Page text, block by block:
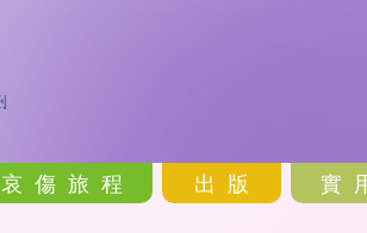
哀傷旅程 出版 實